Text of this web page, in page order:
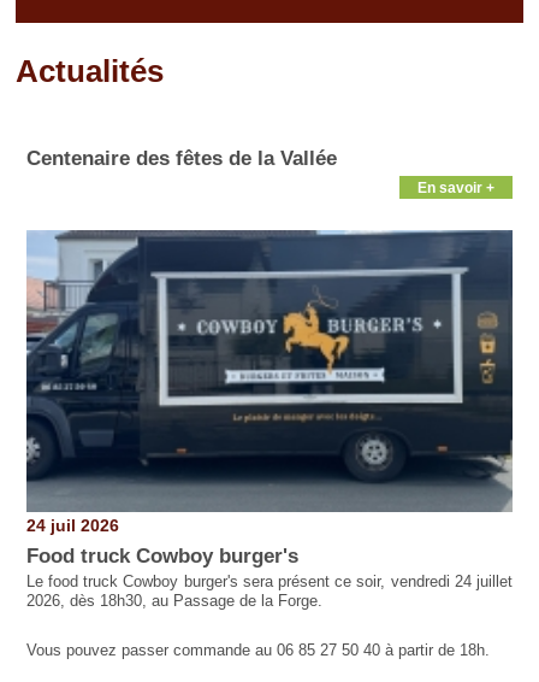
Actualités
Centenaire des fêtes de la Vallée
En savoir +
24 juil 2026
Food truck Cowboy burger's
Le food truck Cowboy burger's sera présent ce soir, vendredi 24 juillet
2026, dès 18h30, au Passage de la Forge.
Vous pouvez passer commande au 06 85 27 50 40 à partir de 18h.